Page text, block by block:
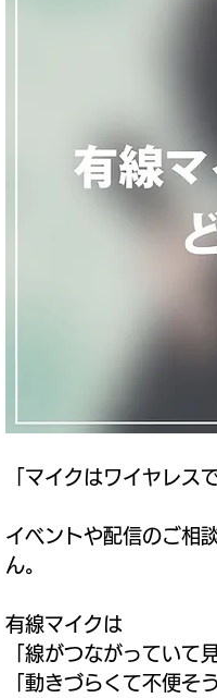
「マイクはワイヤレス
イベントや配信のご相
ん。
有線マイクは
「線がつながっていて
「動きづらくて不便そう